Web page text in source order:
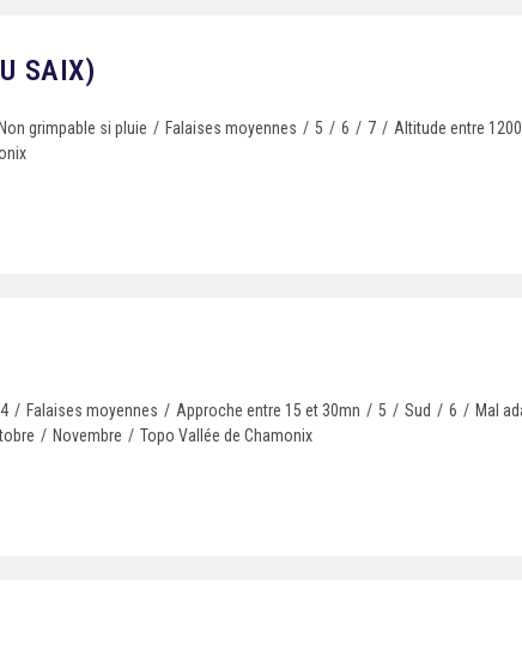
SAIX)
Non grimpable si pluie / Falaises moyennes / 5 / 6 / 7 / Altitude entre
/ Falaises moyennes / Approche entre 15 et 30mn / 5 / Sud / 6 / Mal
/ Novembre / Topo Vallée de Chamonix